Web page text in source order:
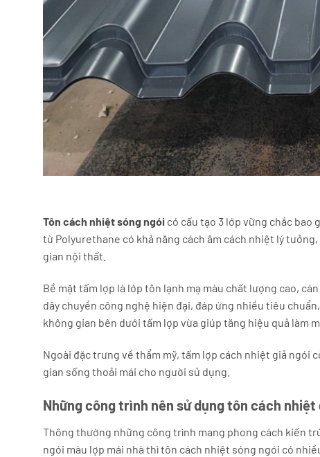
Tôn cách nhiệt sóng ngói có cấu tạo 3 lớp vững chắc bao
từ Polyurethane có khả năng cách âm cách nhiệt lý
gian nội thất.
Bề mặt tấm lợp là lớp tôn lạnh mạ màu chất lượng cao,
dây chuyền công nghệ hiện đại, đáp ứng nhiều tiêu
không gian bên dưới tấm lợp vừa giúp tăng hiệu quả làm
Ngoài đặc trưng về thẩm mỹ, tấm lợp cách nhiệt giả ngói
gian sống thoải mái cho người sử dụng.
Những công trình nên sử dụng tôn cách nhiệt
Thông thường những công trình mang phong cách kiến
ngói màu lợp mái nhà thì tôn cách nhiệt sóng ngói có